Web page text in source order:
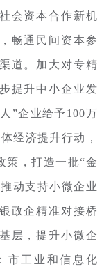
会资本合作新机
畅通民间资本参
道。加大对专精
提升中小企业发
”企业给予100万
经济提升行动，
策，打造一批“金
动支持小微企业
政企精准对接桥
层，提升小微企
市工业和信息化